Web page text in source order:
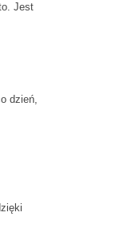
Jest
dzień,